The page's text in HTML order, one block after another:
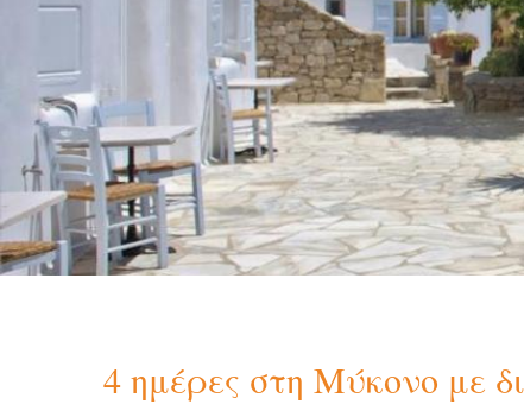
4 ημέρες στη Μύκονο με